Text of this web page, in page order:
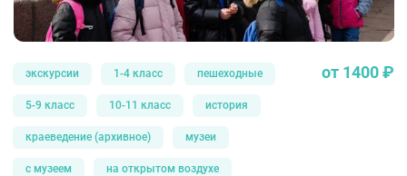
экскурсии 1-4 класс пешеходные
5-9 класс 10-11 класс история
краеведение (архивное) музеи
с музеем на открытом воздухе
от 1400 ₽